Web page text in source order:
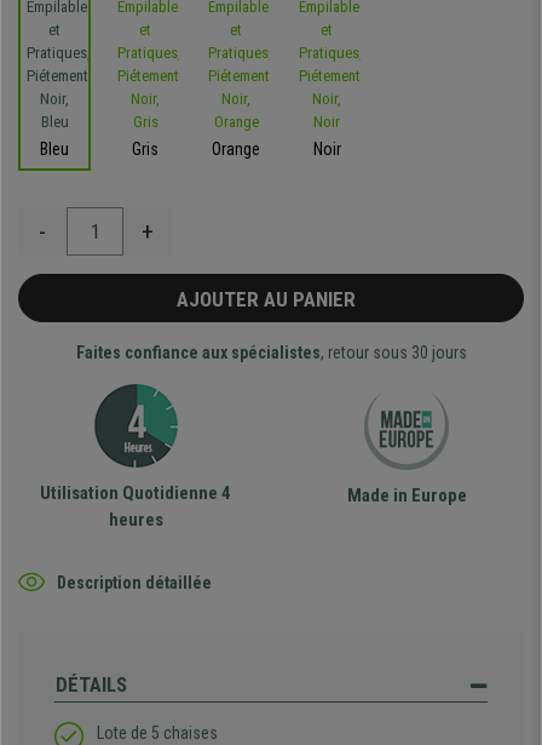
Bleu Gris Orange Noir
- +
AJOUTER AU PANIER
Faites confiance aux spécialistes, retour sous 30 jours
Utilisation Quotidienne 4
heures
Made in Europe
Description détaillée
DÉTAILS
Lote de 5 chaises